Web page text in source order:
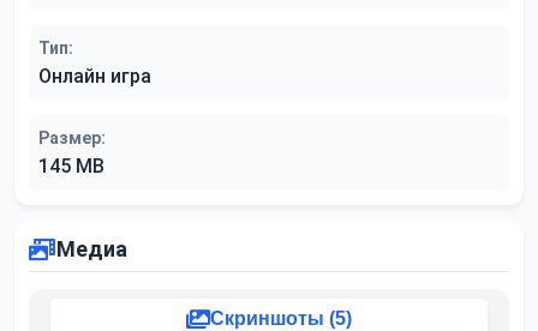
Тип:
Онлайн игра
Размер:
145 MB
Медиа
Скриншоты (5)